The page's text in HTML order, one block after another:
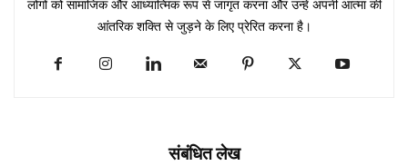
लोगों को सामाजिक और आध्यात्मिक रूप से जागृत करना और उन्हें अपनी आत्मा की
आंतरिक शक्ति से जुड़ने के लिए प्रेरित करना है।
संबंधित लेख